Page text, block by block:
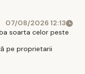
07/08/2026 12:13
soarta celor peste
pe proprietarii